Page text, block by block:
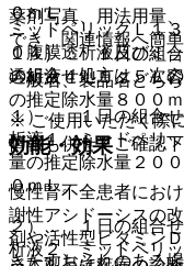
０ｍＬ。
１４）． １日の組
透析液４：１．５Ｌ
の推定除水量８００ｍ
効能・効果
慢性腎不全患者にお
謝性アシドーシスの
剤や活性型ビタミン
きたすおそれのある
ミッドペリックＬ１
０腹膜透析液及びミ
の組合せ処方は、次
１）． １日の組合せ
析液１、ミッドペリ
量の推定除水量２０
０ｍＬ。
２）． １日の組合せ
析液２、ミッドペリ
薬剤写真、用法用量
でき、関連情報へ簡
一般名、製品名どち
※ ご使用いただく際
情報も併せてご確認